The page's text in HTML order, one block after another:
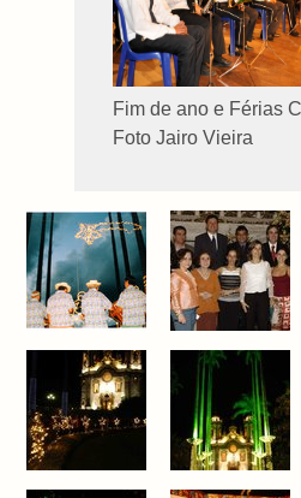
Fim de ano e Férias
Foto Jairo Vieira